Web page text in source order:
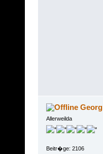
Georg
Allerweilda
Beitr�ge: 2106